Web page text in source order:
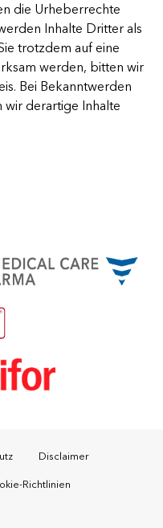
die Urheberrechte
Inhalte Dritter als
trotzdem auf eine
werden, bitten wir
Bei Bekanntwerden
derartige Inhalte
Disclaimer
Richtlinien